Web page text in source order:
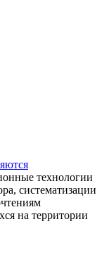
технологии
систематизации
на территории